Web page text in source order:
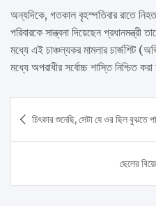
অন্যদিকে, গতকাল বৃহস্পতিবার রাতে
পরিবারকে সান্ত্বনা দিয়েছেন
মধ্যে এই চাঞ্চল্যকর মামলার চার্জশিট
মধ্যে অপরাধীর সর্বোচ্চ শাস্তি নিশ্চিত
navigation
চিৎকার শুনেছি, সেটা যে ওর ছিল বুঝতে
ছেলের